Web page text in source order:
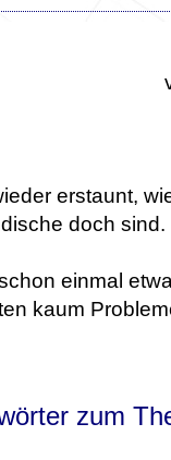
erstaunt,
doch sind.
einmal
kaum
zum